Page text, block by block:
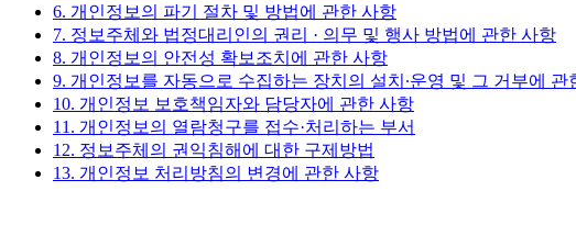
6. 개인정보의 파기 절차 및 방법에 관한 사항
7. 정보주체와 법정대리인의 권리 · 의무 및 행사 방법에 관한 사항
8. 개인정보의 안전성 확보조치에 관한 사항
9. 개인정보를 자동으로 수집하는 장치의 설치∙운영 및 그 거부에 관
10. 개인정보 보호책임자와 담당자에 관한 사항
11. 개인정보의 열람청구를 접수·처리하는 부서
12. 정보주체의 권익침해에 대한 구제방법
13. 개인정보 처리방침의 변경에 관한 사항